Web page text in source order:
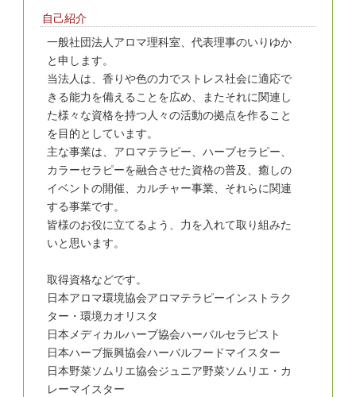
自己紹介
一般社団法人アロマ理科室、代表理事のいりゆか
と申します。
当法人は、香りや色の力でストレス社会に適応で
きる能力を備えることを広め、またそれに関連し
た様々な資格を持つ人々の活動の拠点を作ること
を目的としています。
主な事業は、アロマテラピー、ハーブセラピー、
カラーセラピーを融合させた資格の普及、癒しの
イベントの開催、カルチャー事業、それらに関連
する事業です。
皆様のお役に立てるよう、力を入れて取り組みた
いと思います。
取得資格などです。
日本アロマ環境協会アロマテラピーインストラク
ター・環境カオリスタ
日本メディカルハーブ協会ハーバルセラピスト
日本ハーブ振興協会ハーバルフードマイスター
日本野菜ソムリエ協会ジュニア野菜ソムリエ・カ
レーマイスター